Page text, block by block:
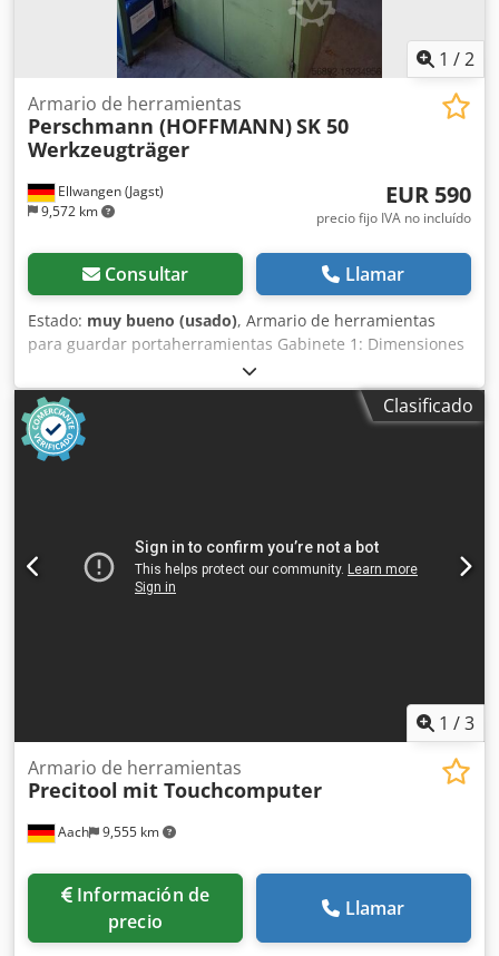
1 /2
Ellwangen (Jagst)
9,572 km
Armario de herramientas
Perschmann (HOFFMANN)SK 50
Werkzeugträger
EUR 590
precio fijo IVA no incluído
Consultar Llamar
Estado: muy bueno (usado), Armario de herramientas
para guardar portaherramientas Gabinete 1: Dimensiones
(LxAnxAl): 100x60x200 cm Chedpfx Alevptwpe Tea Espacio
para 24 portaherramientas SK 50 (DIN 69871 o DIN 2080)
Los portaherramientas mostrados están incluidos. Precio
590€
Clasificado
1 /3
Aach 9,555 km
Armario de herramientas
Precitool mit Touchcomputer
Información de
precio
Llamar